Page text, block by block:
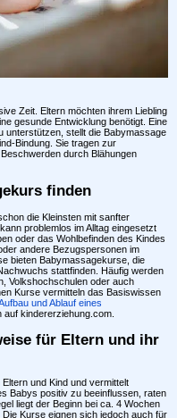
Zeit. Eltern möchten ihrem Liebling
gesunde Entwicklung benötigt. Eine
unterstützen, stellt die Babymassage
Bindung. Sie tragen zur
durch Blähungen
finden
die Kleinsten mit sanfter
problemlos im Alltag eingesetzt
oder das Wohlbefinden des Kindes
andere Bezugspersonen im
bieten Babymassagekurse, die
stattfinden. Häufig werden
Volkshochschulen oder auch
Kurse vermitteln das Basiswissen
und Ablauf eines
kindererziehung.com.
für Eltern und ihr
und Kind und vermittelt
Babys positiv zu beeinflussen, raten
liegt der Beginn bei ca. 4 Wochen
Kurse eignen sich jedoch auch für